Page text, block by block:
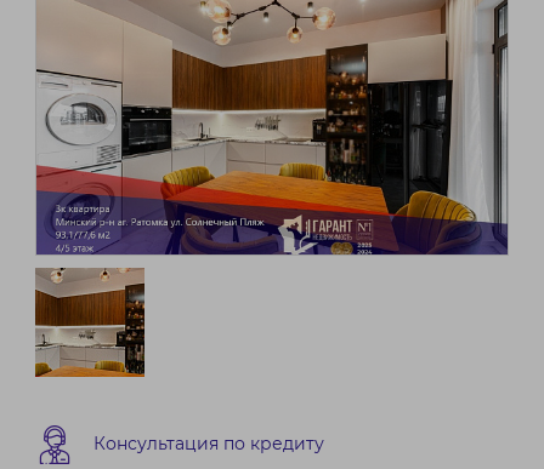
Консультация по кредиту